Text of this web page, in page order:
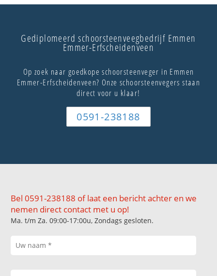
Gediplomeerd schoorsteenveegbedrijf Emmen
Emmer-Erfscheidenveen
Op zoek naar goedkope schoorsteenveger in Emmen
Emmer-Erfscheidenveen? Onze schoorsteenvegers staan
direct voor u klaar!
0591-238188
Bel 0591-238188 of laat een bericht achter en we
nemen direct contact met u op!
Ma. t/m Za. 09:00-17:00u, Zondags gesloten.